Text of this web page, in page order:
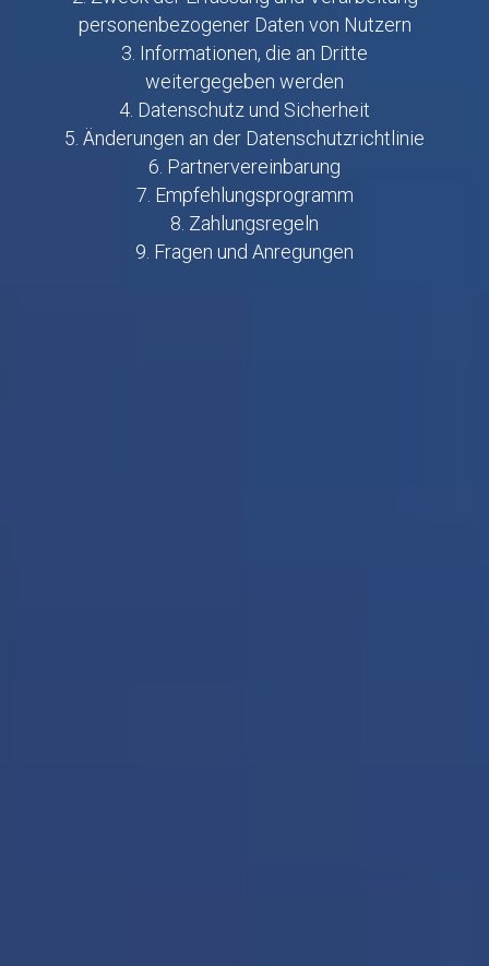
personenbezogener Daten von Nutzern
3. Informationen, die an Dritte
weitergegeben werden
4. Datenschutz und Sicherheit
5. Änderungen an der Datenschutzrichtlinie
6. Partnervereinbarung
7. Empfehlungsprogramm
8. Zahlungsregeln
9. Fragen und Anregungen